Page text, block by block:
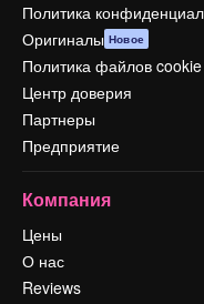
Политика
Оригиналы Новое
Политика файлов cookie
Центр доверия
Партнеры
Предприятие
Компания
Цены
О нас
Reviews